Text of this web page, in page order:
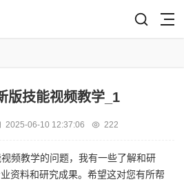
版技能视频教学_1
2025-06-10 12:37:06 222
频教学的问题，我有一些了解和研
资料和研究成果。希望这对您有所帮